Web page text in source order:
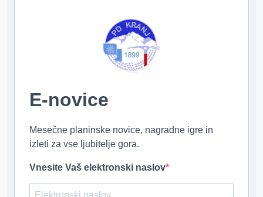
E-novice
Mesečne planinske novice, nagradne igre in
izleti za vse ljubitelje gora.
Vnesite Vaš elektronski naslov